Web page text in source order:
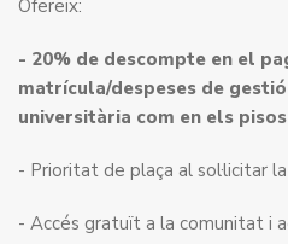
Ofereix:
- 20% de descompte en el
matrícula/despeses de
universitària com en els
- Prioritat de plaça al sol·licitar
- Accés gratuït a la comunitat i